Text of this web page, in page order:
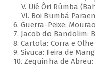
V. Uiê Ôri Rûmba
VI. Boi Bumbá
6. Guerra-Peixe: Mourão
7. Jacob do Bandolim:
8. Cartola: Corra e
9. Sivuca: Feira de
10. Zequinha de